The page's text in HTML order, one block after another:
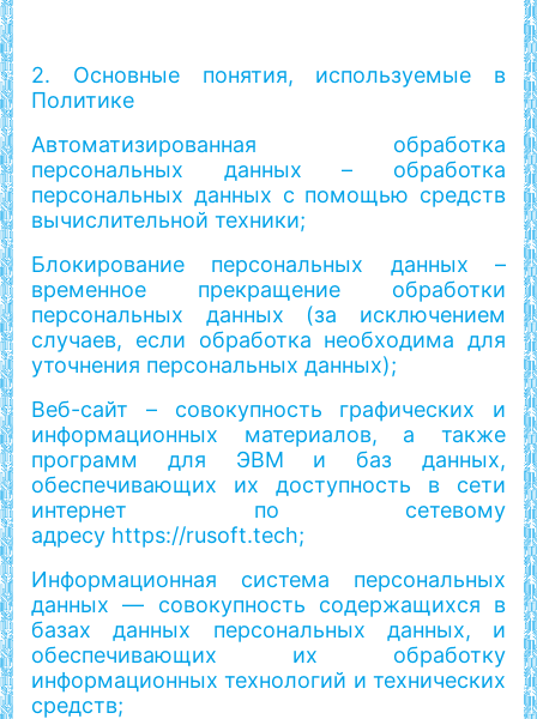
2. Основные понятия, используемые в
Политике
Автоматизированная обработка
персональных данных – обработка
персональных данных с помощью средств
вычислительной техники;
Блокирование персональных данных –
временное прекращение обработки
персональных данных (за исключением
случаев, если обработка необходима для
уточнения персональных данных);
Веб-сайт – совокупность графических и
информационных материалов, а также
программ для ЭВМ и баз данных,
обеспечивающих их доступность в сети
интернет по сетевому
адресу https://rusoft.tech;
Информационная система персональных
данных — совокупность содержащихся в
базах данных персональных данных, и
обеспечивающих их обработку
информационных технологий и технических
средств;